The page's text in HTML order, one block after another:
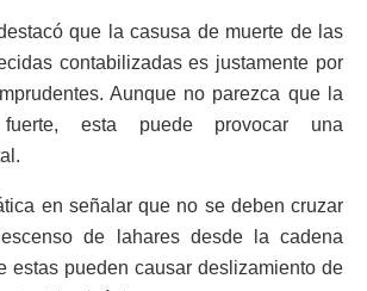
que la casusa de muerte de las
contabilizadas es justamente por
Aunque no parezca que la
esta puede provocar una
en señalar que no se deben cruzar
de lahares desde la cadena
estas pueden causar deslizamiento de